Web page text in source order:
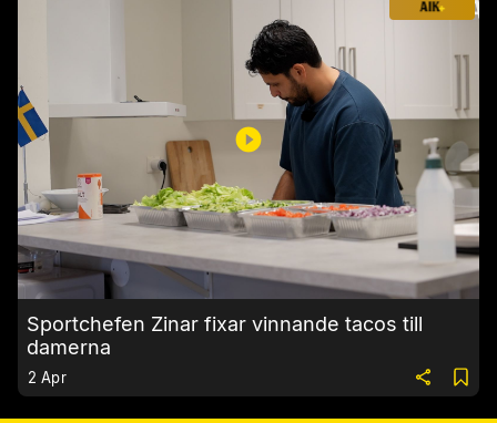
Sportchefen Zinar fixar vinnande tacos till
damerna
2 Apr